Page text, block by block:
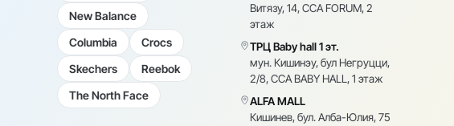
New Balance
Columbia
Crocs
Skechers
Reebok
The North Face
Витязу, 14, CCA FORUM, 2
этаж
ТРЦ Baby hall 1 эт.
мун. Кишинэу, бул Негруцци,
2/8, CCA BABY HALL, 1 этаж
ALFA MALL
Кишинев, бул. Алба-Юлия, 75